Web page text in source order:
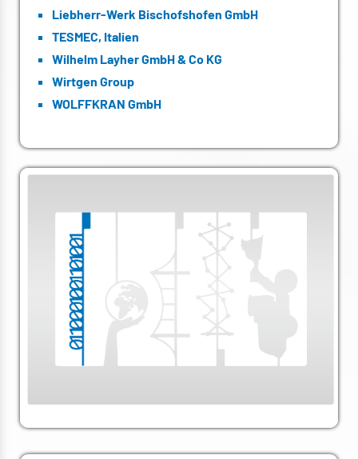
Liebherr-Werk Bischofshofen GmbH
TESMEC, Italien
Wilhelm Layher GmbH & Co KG
Wirtgen Group
WOLFFKRAN GmbH